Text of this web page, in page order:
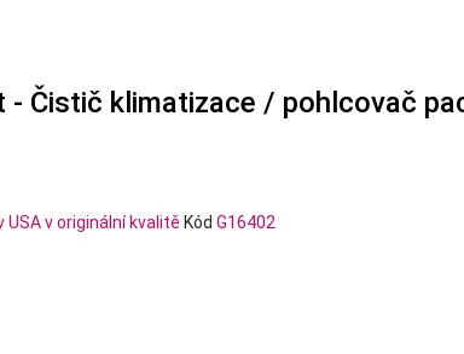
- Čistič klimatizace / pohlcovač
Kód G16402